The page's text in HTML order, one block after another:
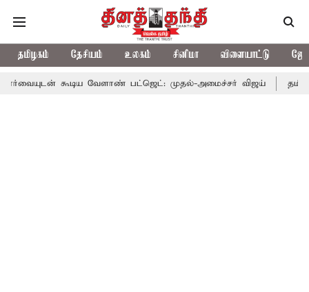
தமிழகம் தேசியம் உலகம் சினிமா விளையாட்டு
வேளாண் பட்ஜெட்: முதல்-அமைச்சர் விஜய் தமிழக